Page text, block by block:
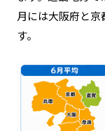
月には大阪府と
す。